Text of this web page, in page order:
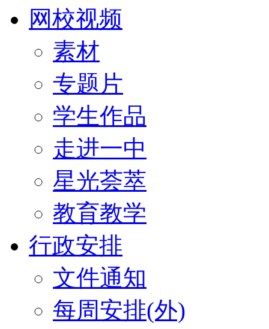
网校视频
素材
专题片
学生作品
走进一中
星光荟萃
教育教学
行政安排
文件通知
每周安排(外)